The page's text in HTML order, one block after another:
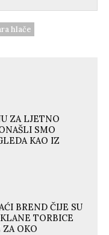
hlače
ZA LJETNO
SMO
KAO IZ
BREND ČIJE SU
TORBICE
ZA OKO